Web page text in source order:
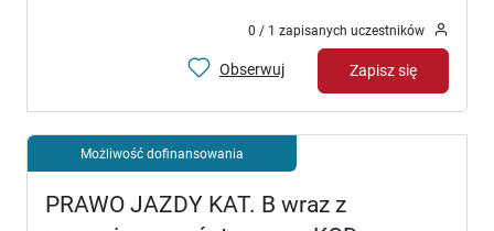
0 / 1 zapisanych uczestników
Obserwuj Zapisz się
Możliwość dofinansowania
PRAWO JAZDY KAT. B wraz z